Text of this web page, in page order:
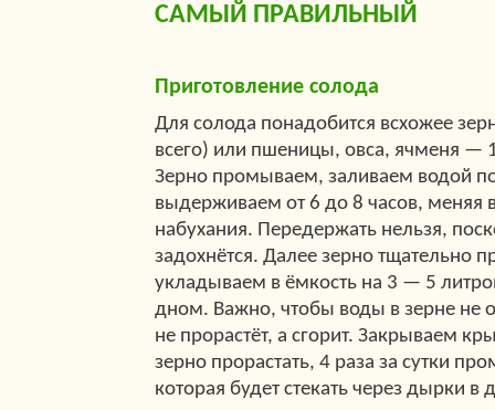
САМЫЙ ПРАВИЛЬНЫЙ
Приготовление солода
Для солода понадобится всхожее
всего) или пшеницы, овса, ячменя —
Зерно промываем, заливаем водой
выдерживаем от 6 до 8 часов, меняя
набухания. Передержать нельзя,
задохнётся. Далее зерно тщательно
укладываем в ёмкость на 3 — 5
дном. Важно, чтобы воды в зерне не
не прорастёт, а сгорит. Закрываем
зерно прорастать, 4 раза за сутки
которая будет стекать через дырки в